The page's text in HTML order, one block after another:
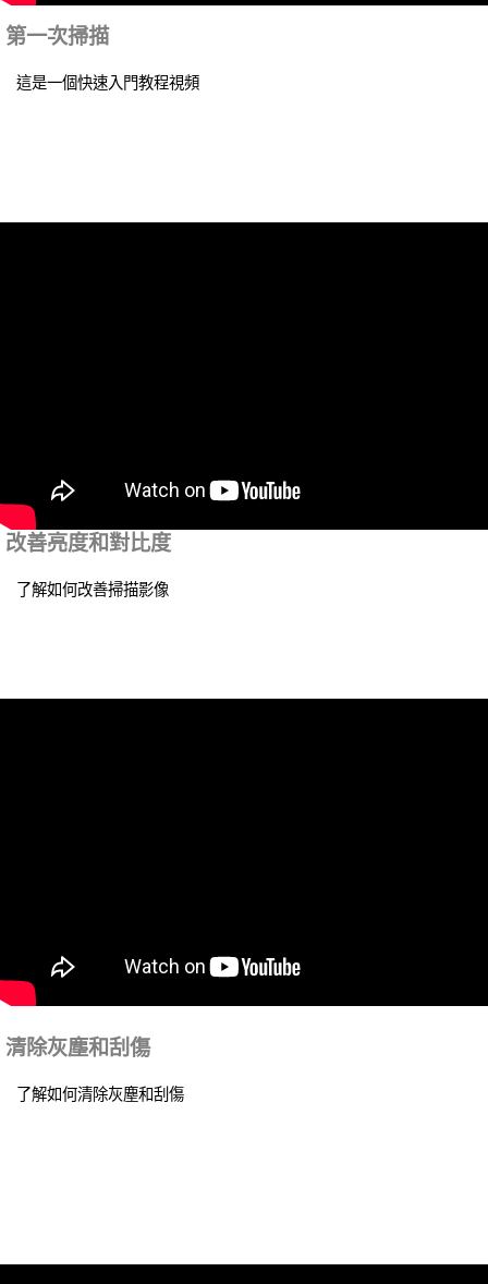
第一次掃描
這是一個快速入門教程視頻
改善亮度和對比度
了解如何改善掃描影像
清除灰塵和刮傷
了解如何清除灰塵和刮傷